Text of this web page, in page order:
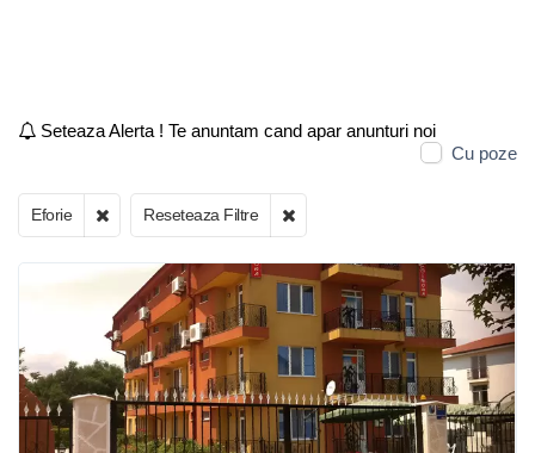
Seteaza Alerta ! Te anuntam cand apar anunturi noi
Cu poze
Eforie Reseteaza Filtre